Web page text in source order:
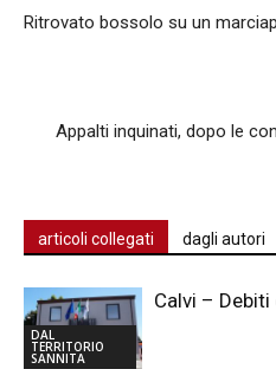
Ritrovato bossolo su un
Appalti inquinati, dopo le
articoli collegati dagli autori
DAL
TERRITORIO
SANNITA
Calvi –